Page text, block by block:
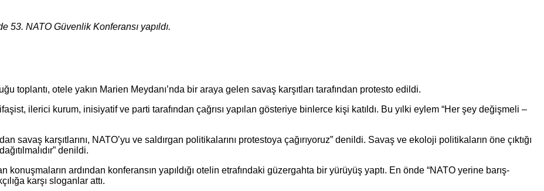
53. NATO Güvenlik Konferansı yapıldı.
toplantı, otele yakın Marien Meydanı’nda bir araya gelen savaş karşıtları tarafından protesto edildi.
ilerici kurum, inisiyatif ve parti tarafından çağrısı yapılan gösteriye binlerce kişi katıldı. Bu yılki eylem “Her şey değişmeli –
savaş karşıtlarını, NATO’yu ve saldırgan politikalarını protestoya çağırıyoruz” denildi. Savaş ve ekoloji politikaların öne çıktığı
denildi.
konuşmaların ardından konferansın yapıldığı otelin etrafındaki güzergahta bir yürüyüş yaptı. En önde “NATO yerine barış-
karşı sloganlar attı.